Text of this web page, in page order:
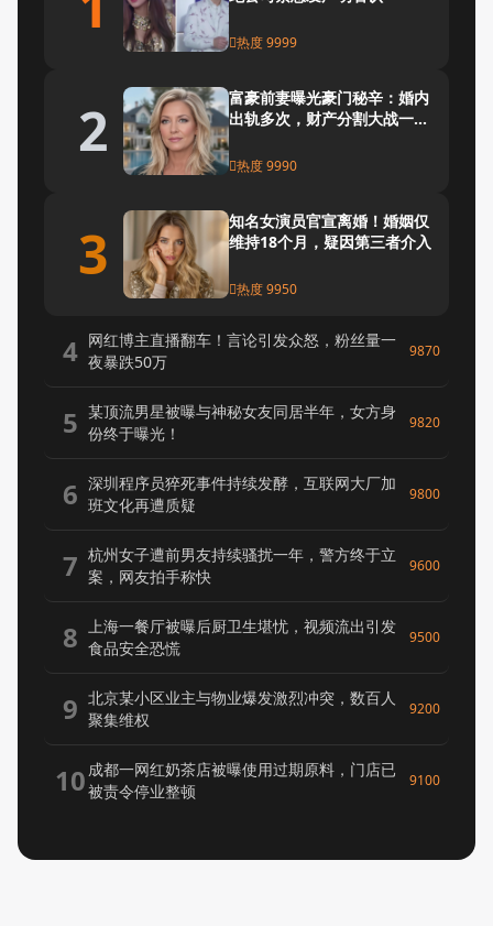
热度 9999
2
富豪前妻曝光豪门秘辛：婚内
出轨多次，财产分割大战一触
热度 9990
3
知名女演员官宣离婚！婚姻仅
维持18个月，疑因第三者介入
热度 9950
4 网红博主直播翻车！言论引发众怒，粉丝量一
夜暴跌50万
9870
5 某顶流男星被曝与神秘女友同居半年，女方身
份终于曝光！
9820
6 深圳程序员猝死事件持续发酵，互联网大厂加
班文化再遭质疑
9800
7 杭州女子遭前男友持续骚扰一年，警方终于立
案，网友拍手称快
9600
8 上海一餐厅被曝后厨卫生堪忧，视频流出引发
食品安全恐慌
9500
9 北京某小区业主与物业爆发激烈冲突，数百人
聚集维权
9200
10 成都一网红奶茶店被曝使用过期原料，门店已
被责令停业整顿
9100